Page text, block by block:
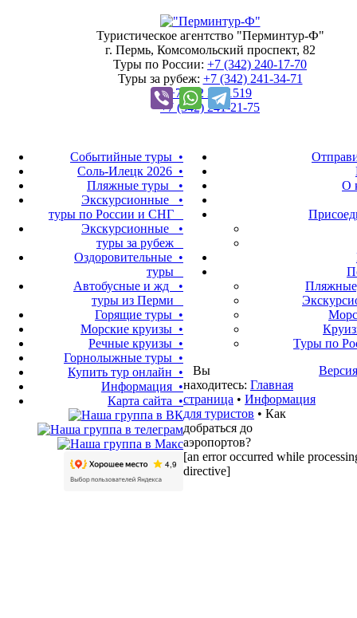
Туристическое агентство "Перминтур-Ф"
г. Пермь, Комсомольский проспект, 82
Туры по России: +7 (342) 240-17-70
Туры за рубеж: +7 (342) 241-34-71
+7 922 2421519
+7 (342) 241-21-75
Событийные туры •
Соль-Илецк 2026 •
Пляжные туры •
Экскурсионные •
туры по России и СНГ
Экскурсионные •
туры за рубеж
Оздоровительные •
туры
Автобусные и жд •
туры из Перми
Горящие туры •
Морские круизы •
Речные круизы •
Горнолыжные туры •
Купить тур онлайн •
Информация •
Карта сайта •
О
Туры по
Вы
находитесь: Главная
страница • Информация
для туристов • Как
добраться до
аэропортов?
[an error occurred while
directive]